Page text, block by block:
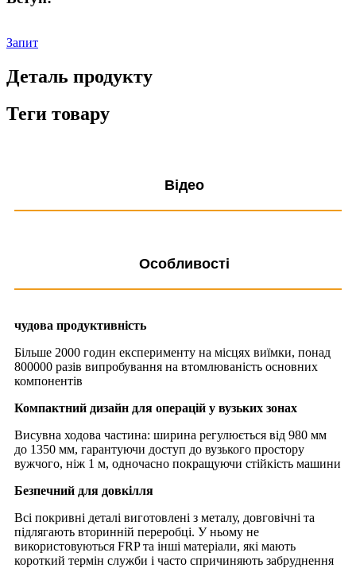
Запит
Деталь продукту
Теги товару
Відео
Особливості
чудова продуктивність
Більше 2000 годин експерименту на місцях виїмки, понад
800000 разів випробування на втомлюваність основних
компонентів
Компактний дизайн для операцій у вузьких зонах
Висувна ходова частина: ширина регулюється від 980 мм
до 1350 мм, гарантуючи доступ до вузького простору
вужчого, ніж 1 м, одночасно покращуючи стійкість машини
Безпечний для довкілля
Всі покривні деталі виготовлені з металу, довговічні та
підлягають вторинній переробці. У ньому не
використовуються FRP та інші матеріали, які мають
короткий термін служби і часто спричиняють забруднення